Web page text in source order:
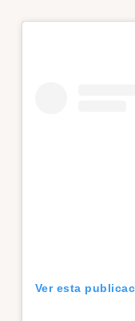
Ver esta